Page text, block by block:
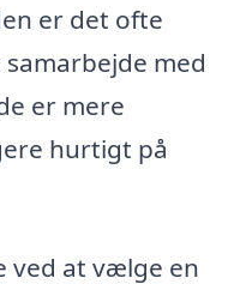
er det ofte
med
er mere
hurtigt på
ved at vælge en